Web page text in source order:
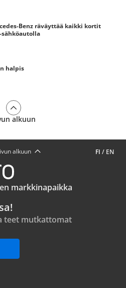
Benz räväyttää kaikki kortit
sähköautolla
halpis
alkuun
FI / EN
alkuun
markkinapaikka
teet mutkattomat